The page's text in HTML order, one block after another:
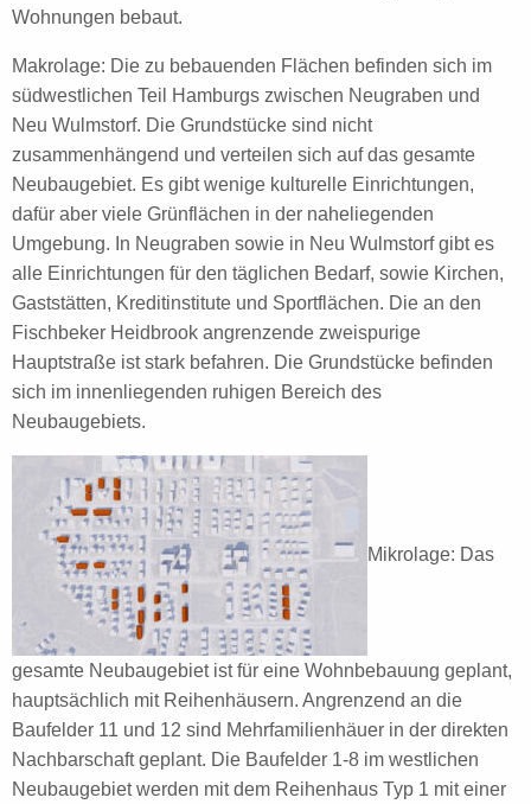
Wohnungen bebaut.
Makrolage: Die zu bebauenden Flächen befinden sich im
südwestlichen Teil Hamburgs zwischen Neugraben und
Neu Wulmstorf. Die Grundstücke sind nicht
zusammenhängend und verteilen sich auf das gesamte
Neubaugebiet. Es gibt wenige kulturelle Einrichtungen,
dafür aber viele Grünflächen in der naheliegenden
Umgebung. In Neugraben sowie in Neu Wulmstorf gibt es
alle Einrichtungen für den täglichen Bedarf, sowie Kirchen,
Gaststätten, Kreditinstitute und Sportflächen. Die an den
Fischbeker Heidbrook angrenzende zweispurige
Hauptstraße ist stark befahren. Die Grundstücke befinden
sich im innenliegenden ruhigen Bereich des
Neubaugebiets.
Mikrolage: Das
gesamte Neubaugebiet ist für eine Wohnbebauung geplant,
hauptsächlich mit Reihenhäusern. Angrenzend an die
Baufelder 11 und 12 sind Mehrfamilienhäuer in der direkten
Nachbarschaft geplant. Die Baufelder 1-8 im westlichen
Neubaugebiet werden mit dem Reihenhaus Typ 1 mit einer